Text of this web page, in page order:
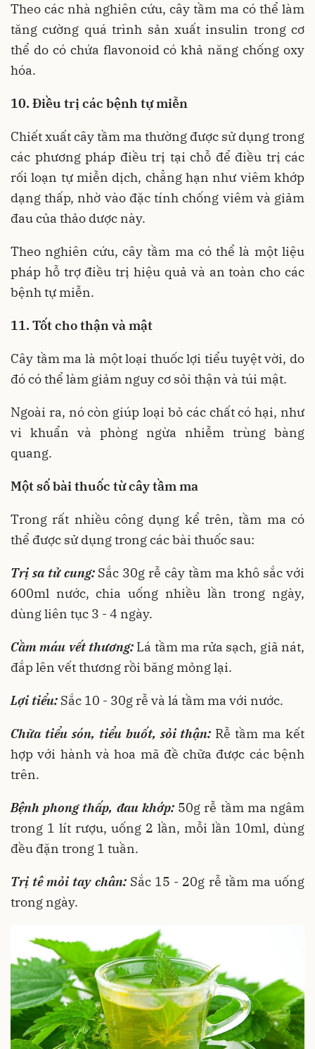
Theo các nhà nghiên cứu, cây tầm ma có thể làm
tăng cường quá trình sản xuất insulin trong cơ
thể do có chứa flavonoid có khả năng chống oxy
hóa.
10. Điều trị các bệnh tự miễn
Chiết xuất cây tầm ma thường được sử dụng trong
các phương pháp điều trị tại chỗ để điều trị các
rối loạn tự miễn dịch, chẳng hạn như viêm khớp
dạng thấp, nhờ vào đặc tính chống viêm và giảm
đau của thảo dược này.
Theo nghiên cứu, cây tầm ma có thể là một liệu
pháp hỗ trợ điều trị hiệu quả và an toàn cho các
bệnh tự miễn.
11. Tốt cho thận và mật
Cây tầm ma là một loại thuốc lợi tiểu tuyệt vời, do
đó có thể làm giảm nguy cơ sỏi thận và túi mật.
Ngoài ra, nó còn giúp loại bỏ các chất có hại, như
vi khuẩn và phòng ngừa nhiễm trùng bàng
quang.
Một số bài thuốc từ cây tầm ma
Trong rất nhiều công dụng kể trên, tầm ma có
thể được sử dụng trong các bài thuốc sau:
Trị sa tử cung:Sắc 30g rễ cây tầm ma khô sắc với
600ml nước, chia uống nhiều lần trong ngày,
dùng liên tục 3 - 4 ngày.
Cầm máu vết thương:Lá tầm ma rửa sạch, giã nát,
đắp lên vết thương rồi băng mỏng lại.
Lợi tiểu: Sắc 10 - 30g rễ và lá tầm ma với nước.
Chữa tiểu són, tiểu buốt, sỏi thận: Rễ tầm ma kết
hợp với hành và hoa mã đề chữa được các bệnh
trên.
Bệnh phong thấp, đau khớp:50g rễ tầm ma ngâm
trong 1 lít rượu, uống 2 lần, mỗi lần 10ml, dùng
đều đặn trong 1 tuần.
Trị tê mỏi tay chân:Sắc 15 - 20g rễ tầm ma uống
trong ngày.